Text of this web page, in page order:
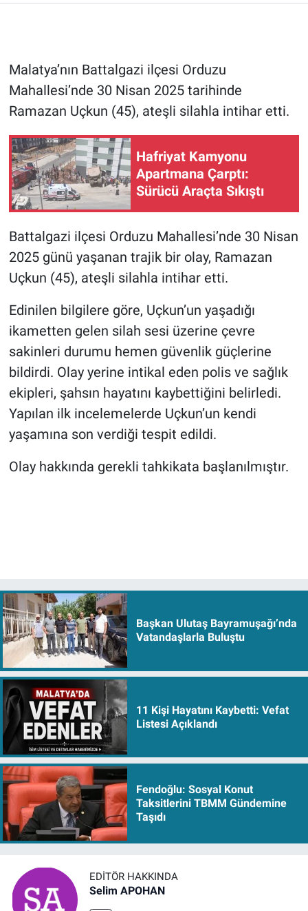
Malatya’nın Battalgazi ilçesi Orduzu
Mahallesi’nde 30 Nisan 2025 tarihinde
Ramazan Uçkun (45), ateşli silahla intihar etti.
Hafriyat Kamyonu
Apartmana Çarptı:
Sürücü Araçta Sıkıştı
Battalgazi ilçesi Orduzu Mahallesi’nde 30 Nisan
2025 günü yaşanan trajik bir olay, Ramazan
Uçkun (45), ateşli silahla intihar etti.
Edinilen bilgilere göre, Uçkun’un yaşadığı
ikametten gelen silah sesi üzerine çevre
sakinleri durumu hemen güvenlik güçlerine
bildirdi. Olay yerine intikal eden polis ve sağlık
ekipleri, şahsın hayatını kaybettiğini belirledi.
Yapılan ilk incelemelerde Uçkun’un kendi
yaşamına son verdiği tespit edildi.
Olay hakkında gerekli tahkikata başlanılmıştır.
Başkan Ulutaş Bayramuşağı’nda
Vatandaşlarla Buluştu
11 Kişi Hayatını Kaybetti: Vefat
Listesi Açıklandı
Fendoğlu: Sosyal Konut
Taksitlerini TBMM Gündemine
Taşıdı
EDITÖR HAKKINDA
Selim APOHAN